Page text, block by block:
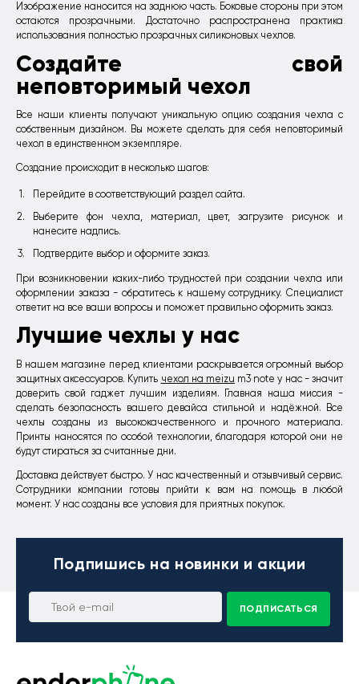
Изображение наносится на заднюю часть. Боковые стороны при этом
остаются прозрачными. Достаточно распространена практика
использования полностью прозрачных силиконовых чехлов.
Создайте свой
неповторимый чехол
Все наши клиенты получают уникальную опцию создания чехла с
собственным дизайном. Вы можете сделать для себя неповторимый
чехол в единственном экземпляре.
Создание происходит в несколько шагов:
Перейдите в соответствующий раздел сайта.
Выберите фон чехла, материал, цвет, загрузите рисунок и
нанесите надпись.
Подтвердите выбор и оформите заказ.
При возникновении каких-либо трудностей при создании чехла или
оформлении заказа - обратитесь к нашему сотруднику. Специалист
ответит на все ваши вопросы и поможет правильно оформить заказ.
Лучшие чехлы у нас
В нашем магазине перед клиентами раскрывается огромный выбор
защитных аксессуаров. Купить чехол на meizu m3 note у нас - значит
доверить свой гаджет лучшим изделиям. Главная наша миссия -
сделать безопасность вашего девайса стильной и надёжной. Все
чехлы созданы из высококачественного и прочного материала.
Принты наносятся по особой технологии, благодаря которой они не
будут стираться за считанные дни.
Доставка действует быстро. У нас качественный и отзывчивый сервис.
Сотрудники компании готовы прийти к вам на помощь в любой
момент. У нас созданы все условия для приятных покупок.
Подпишись на новинки и акции
ПОДПИСАТЬСЯ